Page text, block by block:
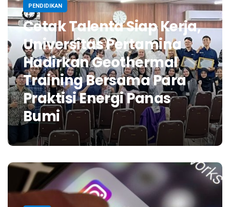
PENDIDIKAN
Cetak Talenta Siap Kerja,
Universitas Pertamina
Hadirkan Geothermal
Training Bersama Para
Praktisi Energi Panas
Bumi